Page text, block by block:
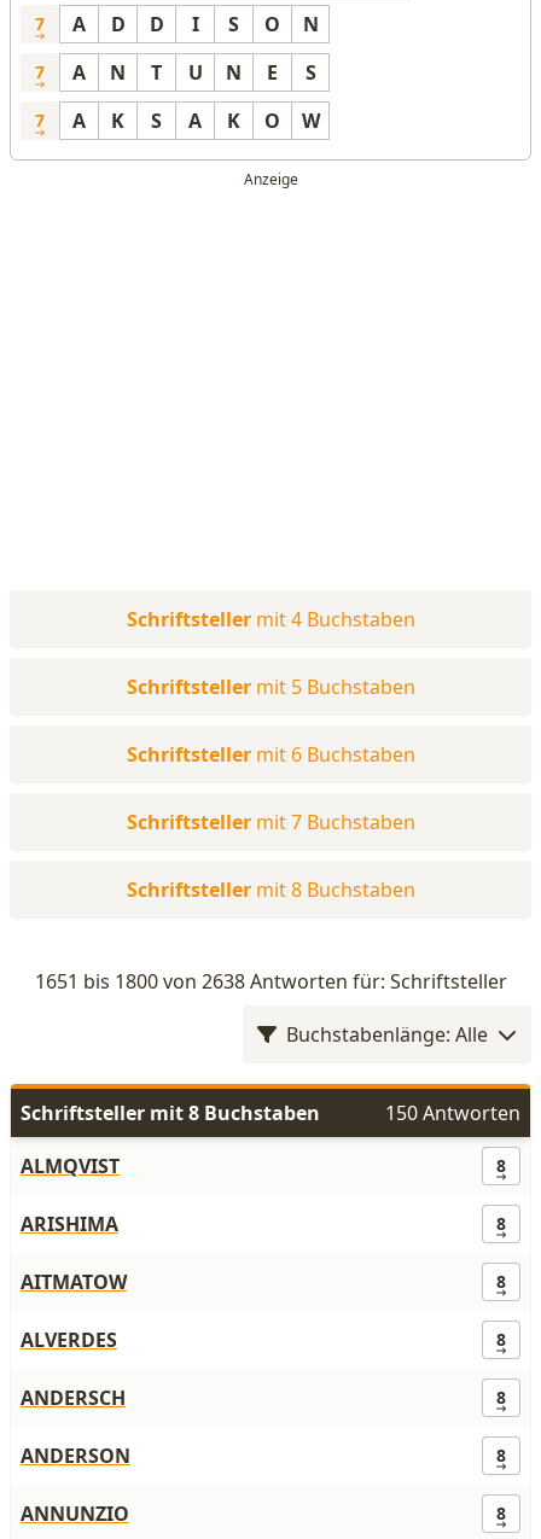
7 A D D I S O N
7 A N T U N E S
7 A K S A K O W
Schriftsteller mit 4 Buchstaben
Schriftsteller mit 5 Buchstaben
Schriftsteller mit 6 Buchstaben
Schriftsteller mit 7 Buchstaben
Schriftsteller mit 8 Buchstaben
1651 bis 1800 von 2638 Antworten für: Schriftsteller
Buchstabenlänge: Alle
Schriftsteller mit 8 Buchstaben
150 Antworten
ALMQVIST
8
ARISHIMA 8
AITMATOW 8
ALVERDES 8
ANDERSCH 8
ANDERSON 8
ANNUNZIO 8